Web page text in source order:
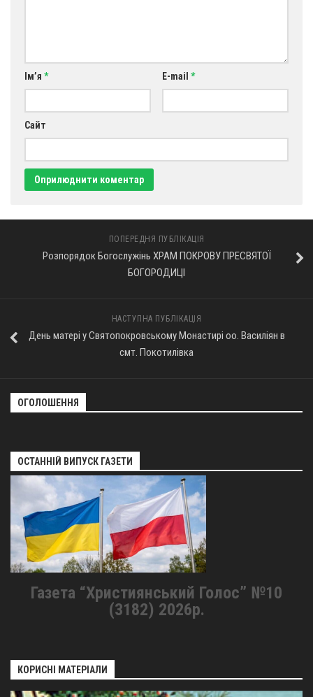
Сумщина
Оголошення
Трансляції
Ім’я * E-mail *
Сайт
ПОПЕРЕДНЯ ПУБЛІКАЦІЯ
Розпорядок Богослужінь ХРАМ ПОКРОВУ ПРЕСВЯТОЇ
БОГОРОДИЦІ
НАСТУПНА ПУБЛІКАЦІЯ
День матері у Святопокровському Монастирі оо. Василіян в
смт. Покотилівка
ОГОЛОШЕННЯ
ОСТАННІЙ ВИПУСК ГАЗЕТИ
Газета “Християнський Голос” №10
(3182) 2026р.
КОРИСНІ МАТЕРІАЛИ